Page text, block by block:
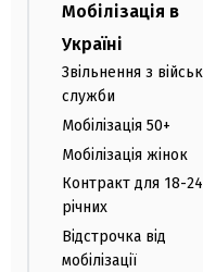
Мобілізація в
Україні
Звільнення з
служби
Мобілізація 50+
Мобілізація жінок
Контракт для 18-
річних
Відстрочка від
мобілізації